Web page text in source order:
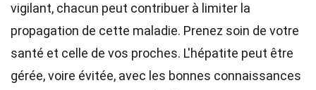
vigilant, chacun peut contribuer à limiter la
propagation de cette maladie. Prenez soin de votre
santé et celle de vos proches. L'hépatite peut être
gérée, voire évitée, avec les bonnes connaissances